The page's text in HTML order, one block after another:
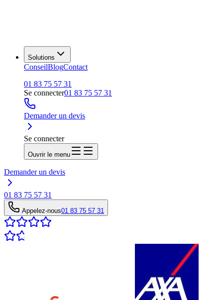
Solutions
ConseilBlogContact
01 83 75 57 31
Se connecter01 83 75 57 31
Demander un devis
Se connecter
Ouvrir le menu
Demander un devis
01 83 75 57 31
Appelez-nous01 83 75 57 31